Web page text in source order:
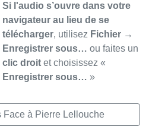
Si l'audio s’ouvre dans votre
navigateur au lieu de se
télécharger, utilisez Fichier →
Enregistrer sous… ou faites un
clic droit et choisissez «
Enregistrer sous… »
Face à Pierre Lellouche